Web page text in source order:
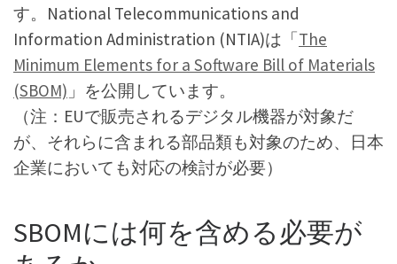
す。National Telecommunications and
Information Administration (NTIA)は「The
Minimum Elements for a Software Bill of Materials
(SBOM) 」を公開しています。
（注：EUで販売されるデジタル機器が対象だ
が、それらに含まれる部品類も対象のため、日本
企業においても対応の検討が必要）
SBOMには何を含める必要が